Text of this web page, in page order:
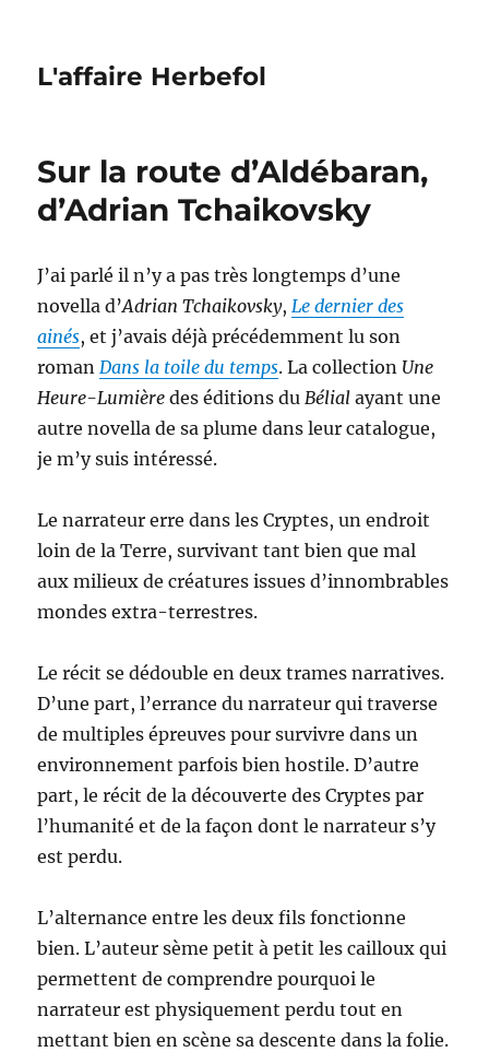
L'affaire Herbefol
Sur la route d’Aldébaran,
d’Adrian Tchaikovsky
J’ai parlé il n’y a pas très longtemps d’une
novella d’Adrian Tchaikovsky,Le dernier des
ainés, et j’avais déjà précédemment lu son
romanDans la toile du temps. La collection Une
Heure-Lumière des éditions duBélial ayant une
autre novella de sa plume dans leur catalogue,
je m’y suis intéressé.
Le narrateur erre dans les Cryptes, un endroit
loin de la Terre, survivant tant bien que mal
aux milieux de créatures issues d’innombrables
mondes extra-terrestres.
Le récit se dédouble en deux trames narratives.
D’une part, l’errance du narrateur qui traverse
de multiples épreuves pour survivre dans un
environnement parfois bien hostile. D’autre
part, le récit de la découverte des Cryptes par
l’humanité et de la façon dont le narrateur s’y
est perdu.
L’alternance entre les deux fils fonctionne
bien. L’auteur sème petit à petit les cailloux qui
permettent de comprendre pourquoi le
narrateur est physiquement perdu tout en
mettant bien en scène sa descente dans la folie.